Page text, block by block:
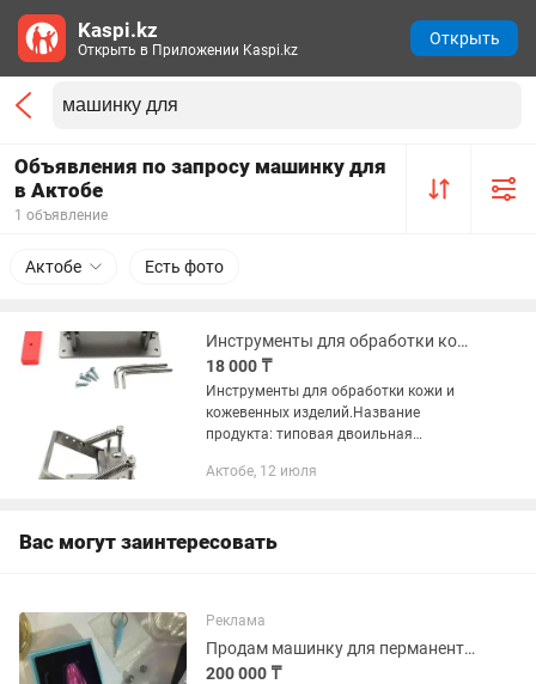
Объявления по запросу машинку для
в Актобе
1 объявление
Актобе Есть фото
Инструменты для обработки кожи и кожевенных изделий.
18 000 ₸
Инструменты для обработки кожи и
кожевенных изделий.Название
продукта: типовая двоильная
машинка со стальным корпусом и
Актобе, 12 июля
Вас могут заинтересовать
Реклама
Продам машинку для перманентного макияжа, для тату Xion Spectra
200 000 ₸
Kaspi.kz
Открыть в Приложении Kaspi.kz
Открыть